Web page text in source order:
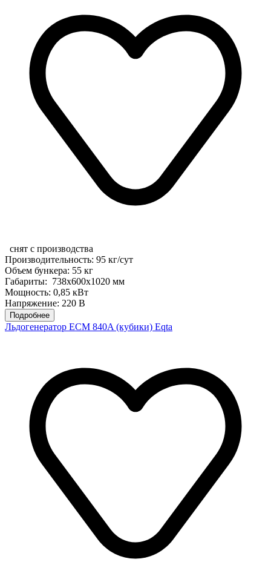
снят с производства
Производительность: 95 кг/сут
Объем бункера: 55 кг
Габариты: 738x600x1020 мм
Мощность: 0,85 кВт
Напряжение: 220 В
Подробнее
Льдогенератор ECM 840A (кубики) Eqta